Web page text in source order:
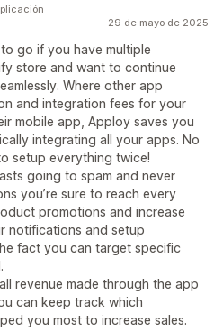
29 de mayo de 2025
go if you have multiple
store and want to continue
Where other app
and integration fees for your
mobile app, Apploy saves you
integrating all your apps. No
setup everything twice!
going to spam and never
you’re sure to reach every
promotions and increase
notifications and setup
fact you can target specific
revenue made through the app
can keep track which
you most to increase sales.